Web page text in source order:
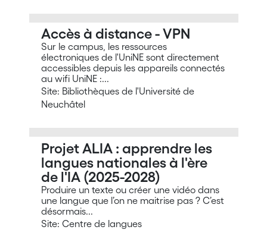
Accès à distance - VPN
Sur le campus, les ressources
électroniques de l'UniNE sont directement
accessibles depuis les appareils connectés
au wifi UniNE :...
Site: Bibliothèques de l'Université de
Neuchâtel
Projet ALIA : apprendre les
langues nationales à l'ère
de l'IA (2025-2028)
Produire un texte ou créer une vidéo dans
une langue que l’on ne maitrise pas ? C’est
désormais...
Site: Centre de langues